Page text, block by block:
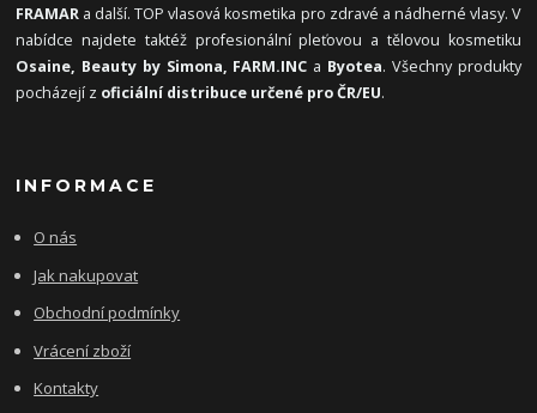
FRAMAR a další. TOP vlasová kosmetika pro zdravé a nádherné vlasy. V
nabídce najdete taktéž profesionální pleťovou a tělovou kosmetiku
Osaine, Beauty by Simona, FARM.INC a Byotea. Všechny produkty
pocházejí z oficiální distribuce určené pro ČR/EU.
INFORMACE
O nás
Jak nakupovat
Obchodní podmínky
Vrácení zboží
Kontakty